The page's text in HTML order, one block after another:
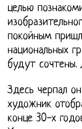
целью
покойным
национальных
будут сочтены.
Здесь черпал
художник
конце 30-х